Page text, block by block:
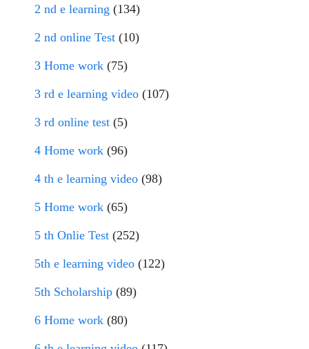
2 nd e learning (134)
2 nd online Test (10)
3 Home work (75)
3 rd e learning video (107)
3 rd online test (5)
4 Home work (96)
4 th e learning video (98)
5 Home work (65)
5 th Onlie Test (252)
5th e learning video (122)
5th Scholarship (89)
6 Home work (80)